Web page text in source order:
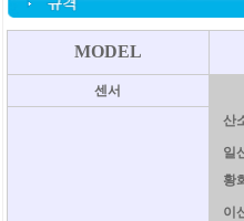
MODEL
센서
산
일
황
이